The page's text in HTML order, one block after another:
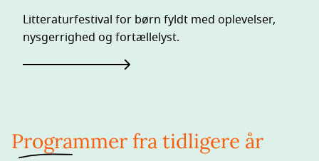
Litteraturfestival for børn fyldt med oplevelser,
nysgerrighed og fortællelyst.
Programmer fra tidligere år